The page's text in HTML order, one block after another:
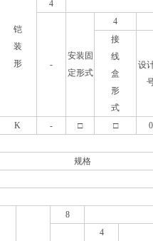
铠
装
形
4
-
安装固
定形式
4
接
线
盒
形
式
设
K - □ □
0
规格
8
4